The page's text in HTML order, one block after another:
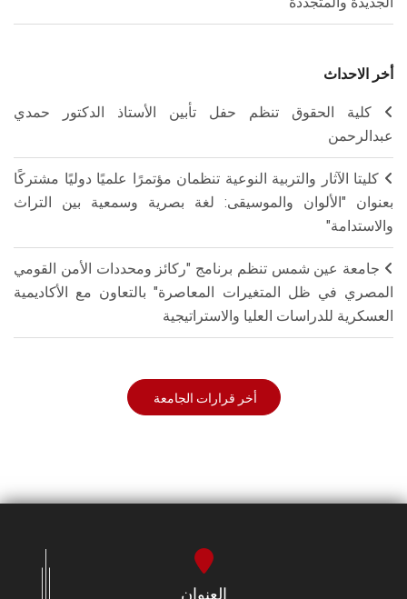
أخر الاحداث
كلية الحقوق تنظم حفل تأبين الأستاذ الدكتور حمدي
عبدالرحمن
كليتا الآثار والتربية النوعية تنظمان مؤتمرًا علميًا دوليًا مشتركًا
بعنوان "الألوان والموسيقى: لغة بصرية وسمعية بين التراث
والاستدامة"
جامعة عين شمس تنظم برنامج "ركائز ومحددات الأمن القومي
المصري في ظل المتغيرات المعاصرة" بالتعاون مع الأكاديمية
العسكرية للدراسات العليا والاستراتيجية
أخر قرارات الجامعة
العنوان